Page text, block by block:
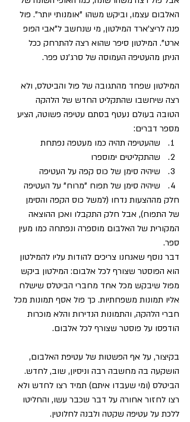
האלבום עצמו, וביקש משהו "אומנותי יותר". פול
פנה לריצ'ארד המילטון, מי שנחשב ל"אבי הפופ
ארט". המילטון סיפר שהוא רצה להתרחק ככל
הניתן מהעטיפה העמוסה של סרג'נט פפר.
המילטון שפחד מהתגובה של פול והביטלס, ולא
רצה שיחשבו שהתקליט החדש של הלהקה
הטובה בעולם נעטף בסתם עטיפה פשוטה, הציע
מספר דברים:
שהעטיפה תהיה כמו מעטפה נפתחת
שהתקליטים ימוספרו
שיהיה סימן של כוס קפה על העטיפה
שיהיה סימן של תפוח "מרוח" על העטיפה
חלק מההצעות נדחו (למשל כוס הקפה והסימן
של התפוח), אבל חלק התקבלו ואכן ההוצאה
המקורית של האלבום מוספרה ונפתחה כמו מעין
ספר.
דבר נוסף שאנחנו צריכים להודות עליו להמילטון
הוא הפוסטר שצורף לכל אלבום: המילטון ביקש
מפול שיבקש מכל אחד מחברי הביטלס שישלח
אליו תמונות משפחתיות. כך פול אסף תמונות מכל
חברי הלהקה, והתמונות הנדירות והלא מוכרות
הודפסו על פוסטר שצורף לכל אלבום.
בקיצור, על אף הפשטות של עטיפת האלבום,
הושקעה בה מחשבה רבה וניסיון, שוב, לחדש.
הביטלס (ומי שעבדו איתם) תמיד רצו לחדש ולא
רצו לחזור אחורה על דבר שכבר עשו, והחליטו
ללכת על עטיפה שקטה ולבנה לחלוטין.